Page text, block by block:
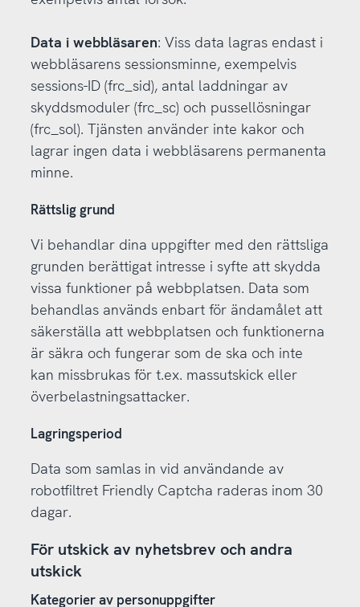
Data i webbläsaren: Viss data lagras endast i
webbläsarens sessionsminne, exempelvis
sessions-ID (frc_sid), antal laddningar av
skyddsmoduler (frc_sc) och pussellösningar
(frc_sol). Tjänsten använder inte kakor och
lagrar ingen data i webbläsarens permanenta
minne.
Rättslig grund
Vi behandlar dina uppgifter med den rättsliga
grunden berättigat intresse i syfte att skydda
vissa funktioner på webbplatsen. Data som
behandlas används enbart för ändamålet att
säkerställa att webbplatsen och funktionerna
är säkra och fungerar som de ska och inte
kan missbrukas för t.ex. massutskick eller
överbelastningsattacker.
Lagringsperiod
Data som samlas in vid användande av
robotfiltret Friendly Captcha raderas inom 30
dagar.
För utskick av nyhetsbrev och andra
utskick
Kategorier av personuppgifter